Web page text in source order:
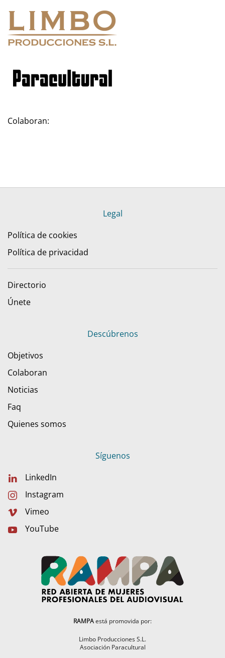
Colaboran:
Legal
Política de cookies
Política de privacidad
Directorio
Únete
Descúbrenos
Objetivos
Colaboran
Noticias
Faq
Quienes somos
Síguenos
LinkedIn
Instagram
Vimeo
YouTube
RAMPAestá promovida por:
Limbo Producciones S.L.
Asociación Paracultural